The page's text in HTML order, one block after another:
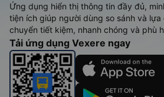
Ứng dụng hiển thị thông tin đầy đủ,
tiện ích giúp người dùng so sánh và
chuyển tiết kiệm, nhanh chóng và phù
Tải ứng dụng Vexere ngay